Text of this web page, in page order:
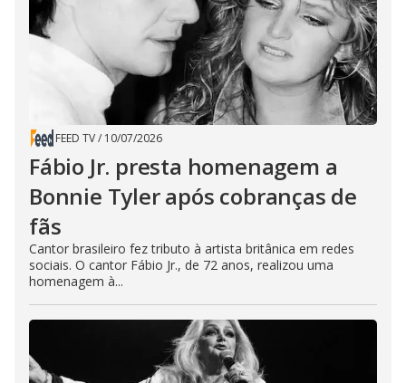
FEED TV/ 10/07/2026
Fábio Jr. presta homenagem a
Bonnie Tyler após cobranças de
fãs
Cantor brasileiro fez tributo à artista britânica em redes
sociais. O cantor Fábio Jr., de 72 anos, realizou uma
homenagem à...